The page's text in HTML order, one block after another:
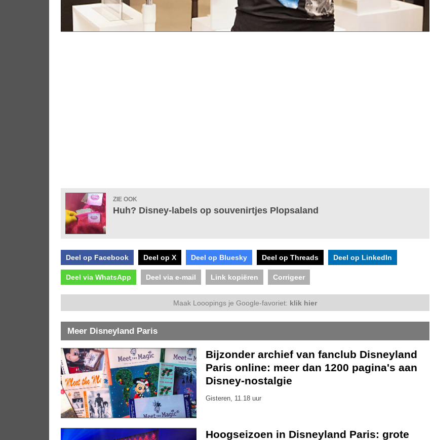
ZIE OOK
Huh? Disney-labels op souvenirtjes Plopsaland
Deel op Facebook Deel op X Deel op Bluesky Deel op Threads Deel op LinkedIn
Deel via WhatsApp Deel via e-mail Link kopiëren Corrigeer
Maak Looopings je Google-favoriet: klik hier
Meer Disneyland Paris
Bijzonder archief van fanclub Disneyland
Paris online: meer dan 1200 pagina's aan
Disney-nostalgie
Gisteren, 11.18 uur
Hoogseizoen in Disneyland Paris: grote